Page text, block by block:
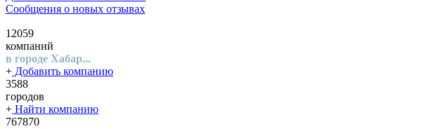
Сообщения о новых отзывах
12059
компаний
в городе Хабар...
+ Добавить компанию
3588
городов
+ Найти компанию
767870